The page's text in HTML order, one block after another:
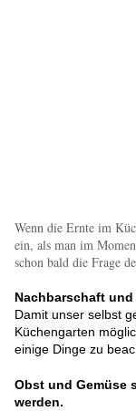
Wenn die Ernte im
ein, als man im
schon bald die Frage
Nachbarschaft und
Damit unser selbst
Küchengarten
einige Dinge zu
Obst und Gemüse
werden.